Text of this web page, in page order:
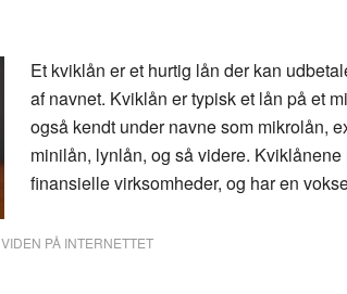
Et kviklån er et hurtig lån der kan
af navnet. Kviklån er typisk et lån på et
også kendt under navne som mikrolån,
minilån, lynlån, og så videre.
finansielle virksomheder, og har en
VIDEN PÅ INTERNETTET